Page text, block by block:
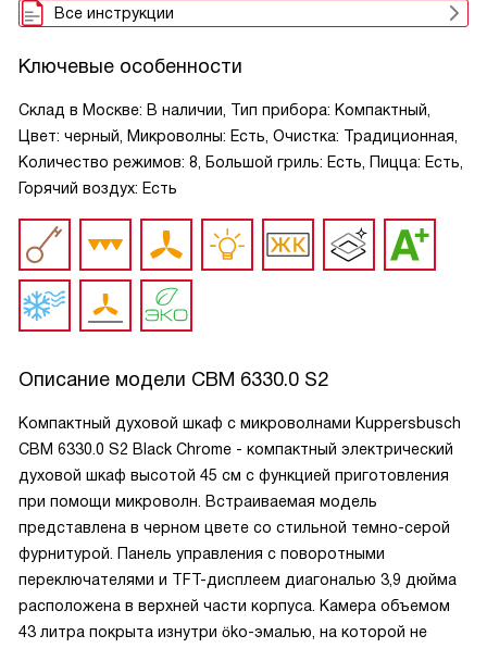
Все инструкции
Ключевые особенности
Склад в Москве: В наличии, Тип прибора: Компактный,
Цвет: черный, Микроволны: Есть, Очистка: Традиционная,
Количество режимов: 8, Большой гриль: Есть, Пицца: Есть,
Горячий воздух: Есть
Описание модели CBM 6330.0 S2
Компактный духовой шкаф с микроволнами Kuppersbusch
CBM 6330.0 S2 Black Chrome - компактный электрический
духовой шкаф высотой 45 см с функцией приготовления
при помощи микроволн. Встраиваемая модель
представлена в черном цвете со стильной темно-серой
фурнитурой. Панель управления с поворотными
переключателями и TFT-дисплеем диагональю 3,9 дюйма
расположена в верхней части корпуса. Камера объемом
43 литра покрыта изнутри öko-эмалью, на которой не